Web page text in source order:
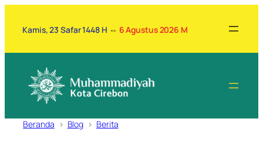
Kamis, 23 Safar 1448 H ⇔ 6 Agustus 2026 M
Beranda Blog Berita